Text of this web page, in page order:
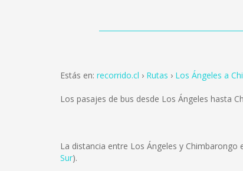
Estás en: recorrido.cl Rutas Los Ángeles a
Los pasajes de bus desde Los Ángeles hasta
La distancia entre Los Ángeles y Chimbarongo
Sur).